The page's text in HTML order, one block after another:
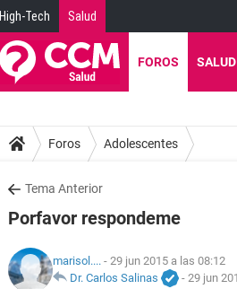
High-Tech Salud
FOROS SALUD
Foros Adolescentes
Tema Anterior
Porfavor respondeme
marisol.... - 29 jun 2015 a las 08:12
Dr. Carlos Salinas
- 29 jun